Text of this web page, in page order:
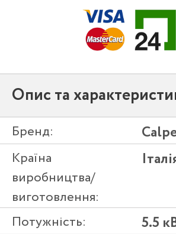
Опис та
Бренд:
Країна
виробництва/
виготовлення:
Потужність: 5.5